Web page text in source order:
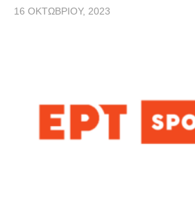
16 ΟΚΤΩΒΡΊΟΥ, 2023